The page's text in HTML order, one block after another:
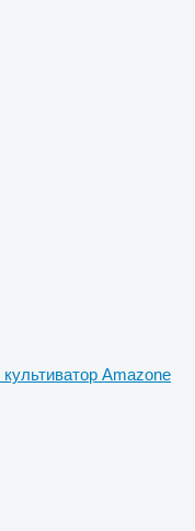
культиватор Amazone